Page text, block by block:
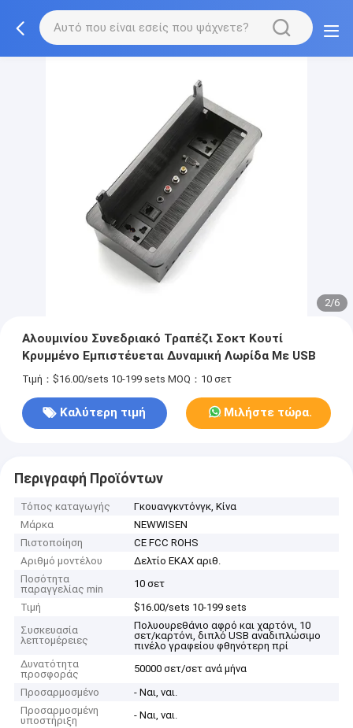
2/6
Αλουμινίου Συνεδριακό Τραπέζι Σοκτ Κουτί
Κρυμμένο Εμπιστέυεται Δυναμική Λωρίδα Με USB
Τιμή：$16.00/sets 10-199 sets MOQ：10 σετ
Καλύτερη τιμή Μιλήστε τώρα.
Περιγραφή Προϊόντων
Τόπος καταγωγής
Γκουανγκντόνγκ, Κίνα
Μάρκα
NEWWISEN
Πιστοποίηση
CE FCC ROHS
Αριθμό μοντέλου
Δελτίο ΕΚΑΧ αριθ.
Ποσότητα
παραγγελίας min
10 σετ
Τιμή
$16.00/sets 10-199 sets
Συσκευασία
λεπτομέρειες
Πολυουρεθάνιο αφρό και χαρτόνι, 10
σετ/καρτόνι, διπλό USB αναδιπλώσιμο
πινέλο γραφείου φθηνότερη πρί
Δυνατότητα
προσφοράς
50000 σετ/σετ ανά μήνα
Προσαρμοσμένο
- Ναι, ναι.
Προσαρμοσμένη
υποστήριξη
- Ναι, ναι.